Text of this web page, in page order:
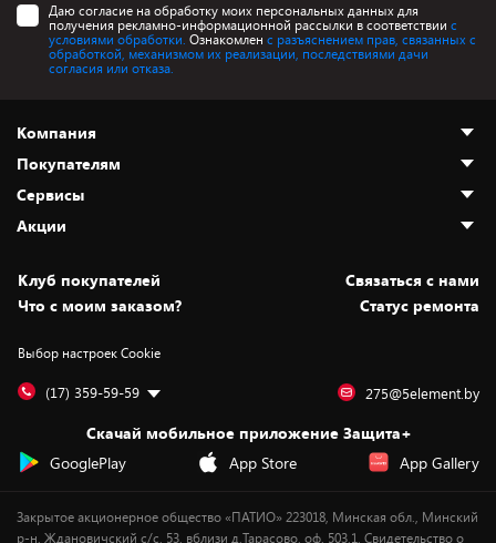
Даю согласие на обработку моих персональных данных для
получения рекламно-информационной рассылки в соответствии с
условиями обработки. Ознакомлен с разъяснением прав, связанных с
обработкой, механизмом их реализации, последствиями дачи
согласия или отказа.
Компания
О нас
Адреса магазинов
Новости
Статьи и обзоры
Вакансии
Дай пять добру!
Покупателям
Как сделать заказ
Оплата и доставка
Безналичный расчёт
Обмен и возврат товара
Обработка персональных данных
Подарочные карты
Сервисы
Установка техники
Для игровых консолей
Для мобильных устройств
Для компьютеров
Сервисные центры
Акции
Скидки и промокоды
Белорусские товары
Бонусы
Оплата частями
Уценка
Клуб покупателей
Cвязаться с нами
Что с моим заказом?
Статус ремонта
Выбор настроек Cookie
(17) 359-59-59 275@5element.by
Скачай мобильное приложение Защита+
GooglePlay
App Store App Gallery
Закрытое акционерное общество «ПАТИО» 223018, Минская обл., Минский
р-н, Ждановичский с/с, 53, вблизи д.Тарасово, оф. 503.1. Свидетельство о